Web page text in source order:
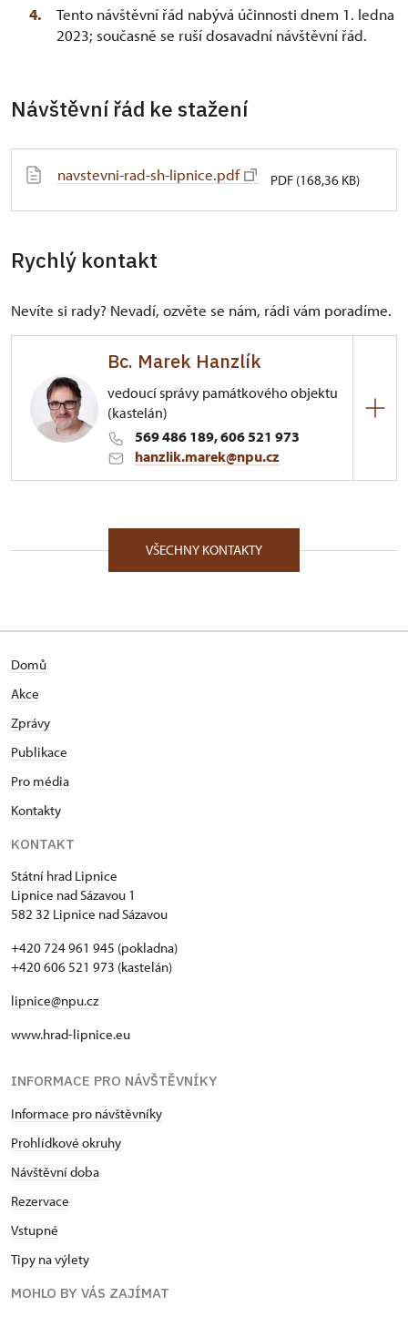
Tento návštěvní řád nabývá účinnosti dnem 1. ledna
2023; současně se ruší dosavadní návštěvní řád.
Návštěvní řád ke stažení
navstevni-rad-sh-lipnice.pdf PDF (168,36 KB)
Rychlý kontakt
Nevíte si rady? Nevadí, ozvěte se nám, rádi vám poradíme.
Bc. Marek Hanzlík
vedoucí správy památkového objektu
(kastelán)
569 486 189, 606 521 973
hanzlik.marek@npu.cz
1/, Lipnice nad Sázavou 1 58232
VŠECHNY KONTAKTY
Domů
Akce
Zprávy
Publikace
Pro média
Kontakty
KONTAKT
Státní hrad Lipnice
Lipnice nad Sázavou 1
582 32 Lipnice nad Sázavou
+420 724 961 945 (pokladna)
+420 606 521 973 (kastelán)
lipnice@npu.cz
www.hrad-lipnice.eu
INFORMACE PRO NÁVŠTĚVNÍKY
Informace pro návštěvníky
Prohlídkové okruhy
Návštěvní doba
Rezervace
Vstupné
Tipy na výlety
MOHLO BY VÁS ZAJÍMAT